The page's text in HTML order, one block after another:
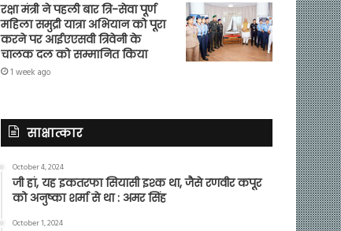
रक्षा मंत्री ने पहली बार त्रि-सेवा पूर्ण
महिला समुद्री यात्रा अभियान को पूरा
करने पर आईएएसवी त्रिवेनी के
चालक दल को सम्मानित किया
1 week ago
साक्षात्कार
October 4, 2024
जी हां, यह इकतरफा सियासी इश्क था, जैसे रणवीर कपूर
को अनुष्का शर्मा से था : अमर सिंह
October 1, 2024